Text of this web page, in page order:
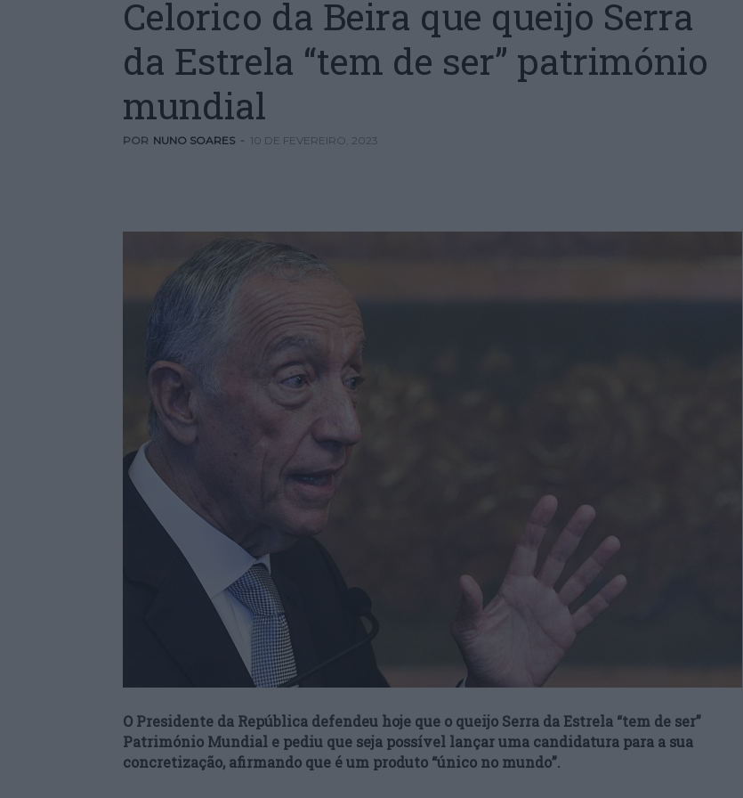
Celorico da Beira que queijo Serra
da Estrela “tem de ser” património
mundial
POR NUNO SOARES - 10 DE FEVEREIRO, 2023
O Presidente da República defendeu hoje que o queijo Serra da Estrela “tem de ser”
Património Mundial e pediu que seja possível lançar uma candidatura para a sua
concretização, afirmando que é um produto “único no mundo”.